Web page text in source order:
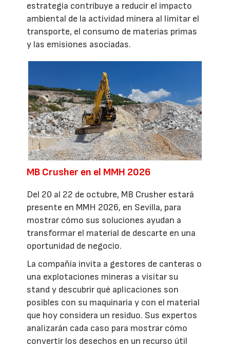
estrategia contribuye a reducir el impacto
ambiental de la actividad minera al limitar el
transporte, el consumo de materias primas
y las emisiones asociadas.
MB Crusher en el MMH 2026
Del 20 al 22 de octubre, MB Crusher estará
presente en MMH 2026, en Sevilla, para
mostrar cómo sus soluciones ayudan a
transformar el material de descarte en una
oportunidad de negocio.
La compañía invita a gestores de canteras o
una explotaciones mineras a visitar su
stand y descubrir qué aplicaciones son
posibles con su maquinaria y con el material
que hoy considera un residuo. Sus expertos
analizarán cada caso para mostrar cómo
convertir los desechos en un recurso útil